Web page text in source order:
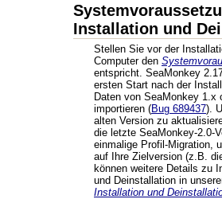
Installation und
Stellen Sie vor der
Computer den
entspricht. SeaMonkey
ersten Start nach der
Daten von SeaMonkey 1.x
importieren (Bug 689437).
alten Version zu
die letzte SeaMonkey-2.0-
einmalige Profil-Migration,
auf Ihre Zielversion (z.B.
können weitere Details zu
und Deinstallation in
Installation und